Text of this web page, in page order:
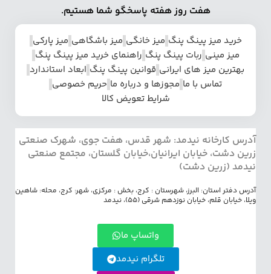
هفت روز هفته پاسخگو شما هستیم.
خرید میز پینگ پنگ میز خانگی میز باشگاهی میز پارکی
میز مینی ربات پینگ پنگ راهنمای خرید میز پینگ پنگ
بهترین میز های ایرانی قوانین پینگ پنگ ابعاد استاندارد
تماس با ما مجوزها و درباره ما حریم خصوصی
شرایط تعویض کالا
آدرس کارخانه نیدمد: شهر قدس، هفت جوی، شهرک صنعتی
زرین دشت، خیابان ایرانیان،خیابان گلستان، مجتمع صنعتی
نیدمد (زرین دشت)
آدرس دفتر استان: البرز، شهرستان : کرج، بخش : مرکزی، شهر: کرج، محله: شاهین
ویلا، خیابان قلم، خیابان نوزدهم شرقی (55)، نیدمد
واتساپ ما
تلگرام نیدمد